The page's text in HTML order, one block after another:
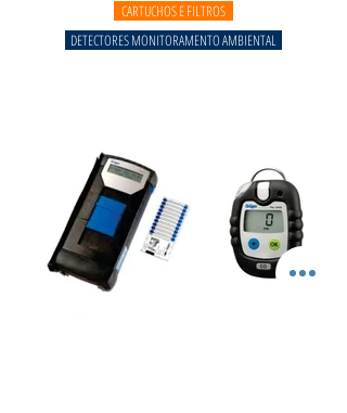
CARTUCHOS E FILTROS
DETECTORES MONITORAMENTO AMBIENTAL